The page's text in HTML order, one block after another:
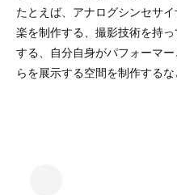
たとえば、アナログシンセサ
楽を制作する、撮影技術を持
する、自分自身がパフォーマ
らを展示する空間を制作する